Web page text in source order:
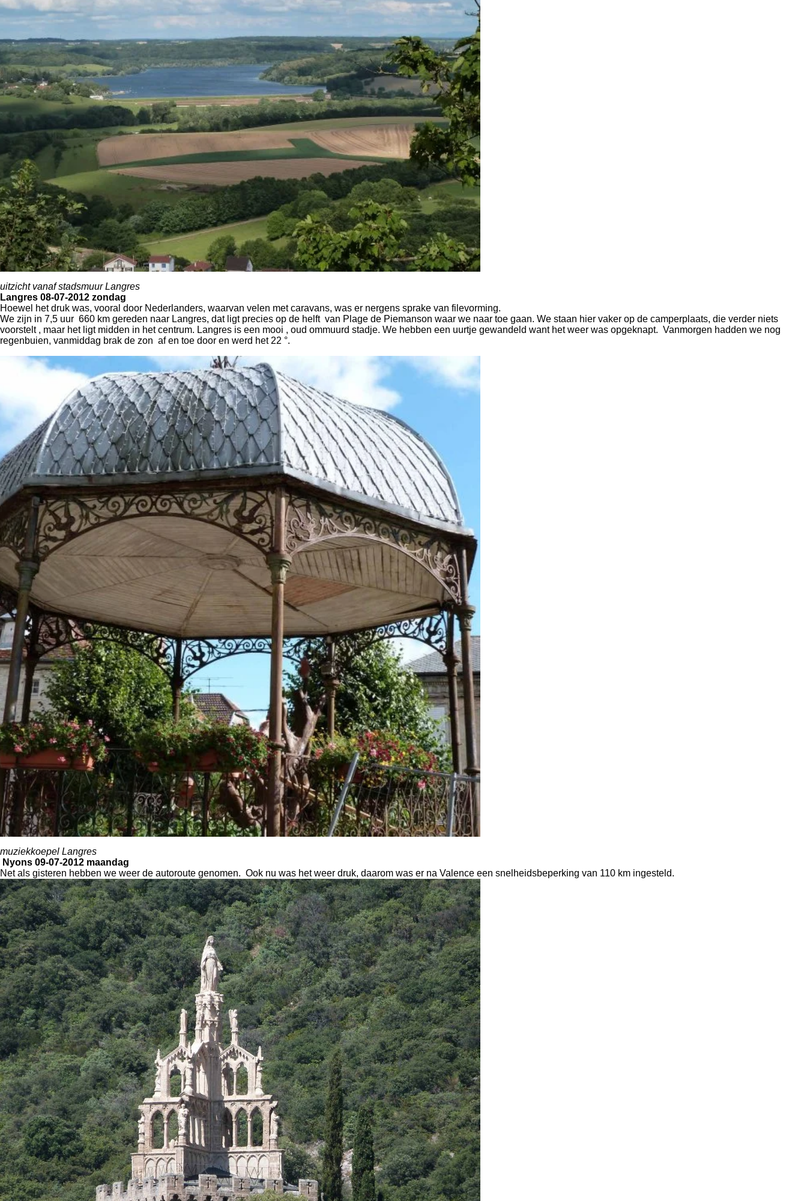
uitzicht vanaf stadsmuur Langres
Langres 08-07-2012 zondag
Hoewel het druk was, vooral door Nederlanders, waarvan velen met caravans, was er nergens sprake van filevorming.
We zijn in 7,5 uur 660 km gereden naar Langres, dat ligt precies op de helft van Plage de Piemanson waar we naar toe gaan. We staan hier vaker op de camperplaats, die verder niets
voorstelt , maar het ligt midden in het centrum. Langres is een mooi , oud ommuurd stadje. We hebben een uurtje gewandeld want het weer was opgeknapt. Vanmorgen hadden we nog
regenbuien, vanmiddag brak de zon af en toe door en werd het 22 °.
muziekkoepel Langres
Nyons 09-07-2012 maandag
Net als gisteren hebben we weer de autoroute genomen. Ook nu was het weer druk, daarom was er na Valence een snelheidsbeperking van 110 km ingesteld.